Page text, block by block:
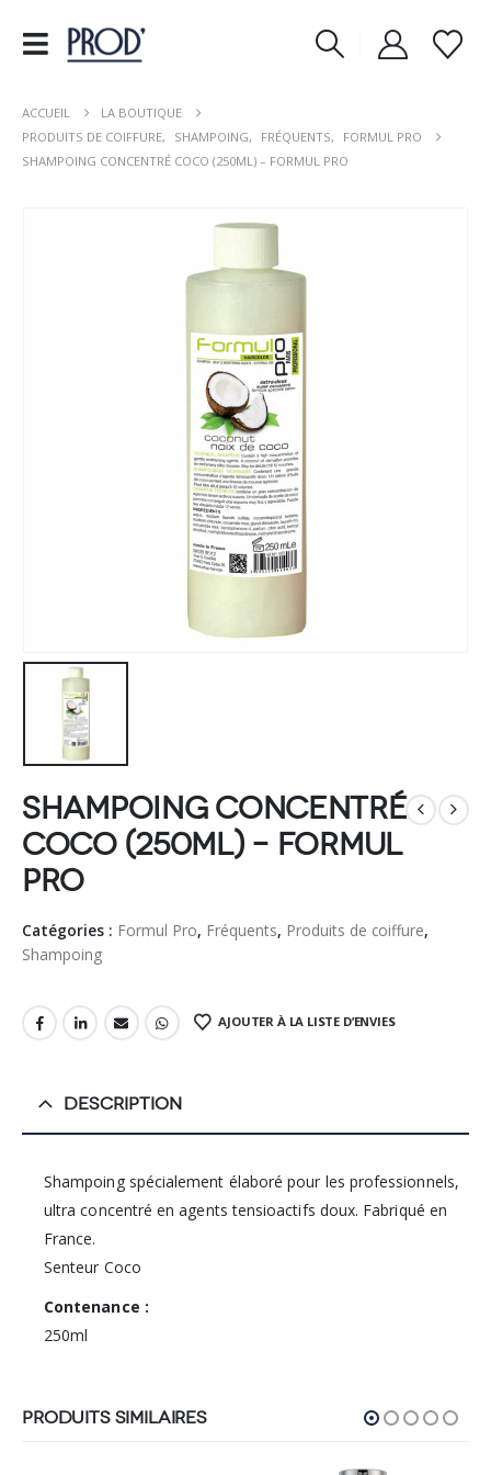
ACCUEIL
LA BOUTIQUE
PRODUITS DE COIFFURE, SHAMPOING, FRÉQUENTS,
FORMUL PRO
SHAMPOING CONCENTRÉ COCO (250ML) – FORMUL PRO
Shampoing concentré
Coco (250ml) – Formul
Pro
Catégories : Formul Pro, Fréquents, Produits de coiffure,
Shampoing
AJOUTER À LA LISTE D’ENVIES
DESCRIPTION
Shampoing spécialement élaboré pour les professionnels,
ultra concentré en agents tensioactifs doux. Fabriqué en
France.
Senteur Coco
Contenance :
250ml
PRODUITS SIMILAIRES